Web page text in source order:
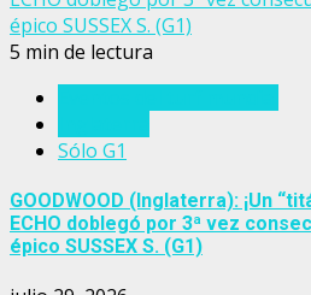
épico SUSSEX S. (G1)
5 min de lectura
Sólo G1
GOODWOOD (Inglaterra): ¡Un
ECHO doblegó por 3ª vez
épico SUSSEX S. (G1)